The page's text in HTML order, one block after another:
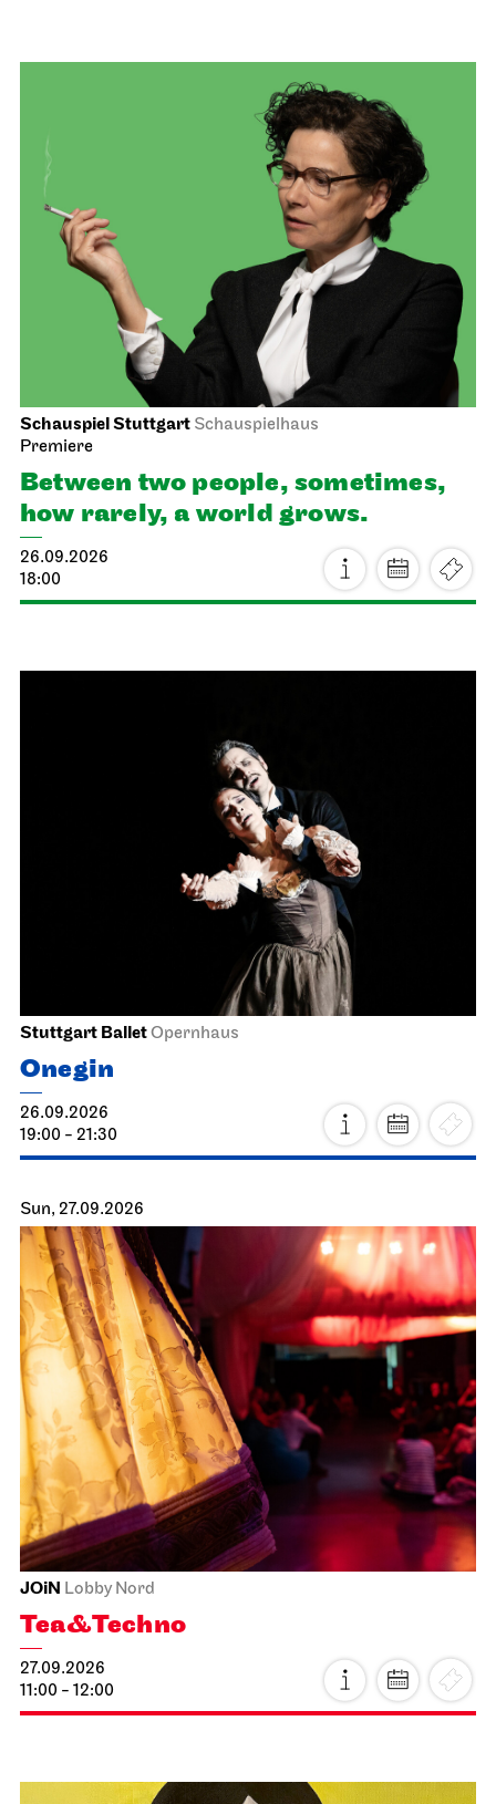
Schauspiel Stuttgart Schauspielhaus
Premiere
Between two people, sometimes,
how rarely, a world grows.
26.09.2026
18:00
Stuttgart BalletOpernhaus
Onegin
26.09.2026
19:00 - 21:30
Sun, 27.09.2026
JOiN Lobby Nord
Tea&Techno
27.09.2026
11:00 - 12:00